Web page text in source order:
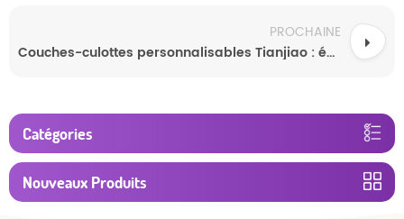
PROCHAINE
Couches-culottes personnalisables Tianjiao : écologiques, respirantes et économiques, disponibles en différentes tailles et conditionnées pour les commandes en gros.
Catégories
Nouveaux Produits